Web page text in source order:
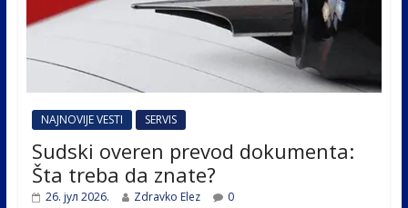
NAJNOVIJE VESTI SERVIS
Sudski overen prevod dokumenta:
Šta treba da znate?
26. јул 2026. Zdravko Elez 0